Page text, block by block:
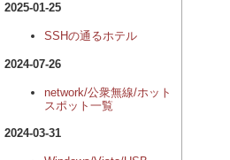
2025-01-25
SSHの通るホテル
2024-07-26
network/公衆無線/ホット
スポット一覧
2024-03-31